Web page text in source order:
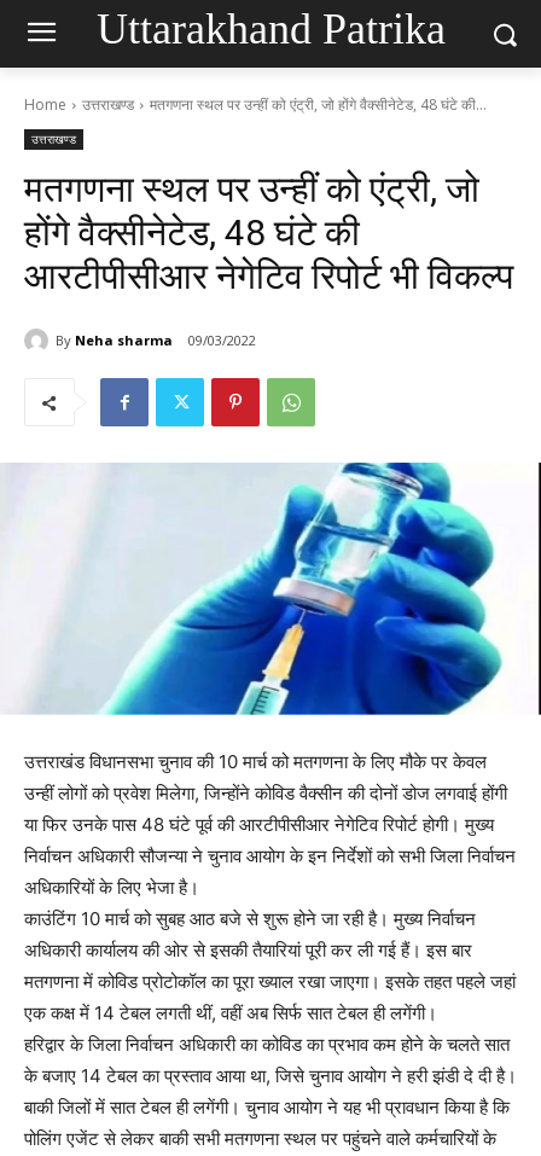
Uttarakhand Patrika
Home उत्तराखण्ड मतगणना स्थल पर उन्हीं को एंट्री, जो होंगे वैक्सीनेटेड, 48 घंटे की...
उत्तराखण्ड
मतगणना स्थल पर उन्हीं को एंट्री, जो
होंगे वैक्सीनेटेड, 48 घंटे की
आरटीपीसीआर नेगेटिव रिपोर्ट भी विकल्प
By Neha sharma 09/03/2022
उत्तराखंड विधानसभा चुनाव की 10 मार्च को मतगणना के लिए मौके पर केवल
उन्हीं लोगों को प्रवेश मिलेगा, जिन्होंने कोविड वैक्सीन की दोनों डोज लगवाई होंगी
या फिर उनके पास 48 घंटे पूर्व की आरटीपीसीआर नेगेटिव रिपोर्ट होगी। मुख्य
निर्वाचन अधिकारी सौजन्या ने चुनाव आयोग के इन निर्देशों को सभी जिला निर्वाचन
अधिकारियों के लिए भेजा है।
काउंटिंग 10 मार्च को सुबह आठ बजे से शुरू होने जा रही है। मुख्य निर्वाचन
अधिकारी कार्यालय की ओर से इसकी तैयारियां पूरी कर ली गई हैं। इस बार
मतगणना में कोविड प्रोटोकॉल का पूरा ख्याल रखा जाएगा। इसके तहत पहले जहां
एक कक्ष में 14 टेबल लगती थीं, वहीं अब सिर्फ सात टेबल ही लगेंगी।
हरिद्वार के जिला निर्वाचन अधिकारी का कोविड का प्रभाव कम होने के चलते सात
के बजाए 14 टेबल का प्रस्ताव आया था, जिसे चुनाव आयोग ने हरी झंडी दे दी है।
बाकी जिलों में सात टेबल ही लगेंगी। चुनाव आयोग ने यह भी प्रावधान किया है कि
पोलिंग एजेंट से लेकर बाकी सभी मतगणना स्थल पर पहुंचने वाले कर्मचारियों के